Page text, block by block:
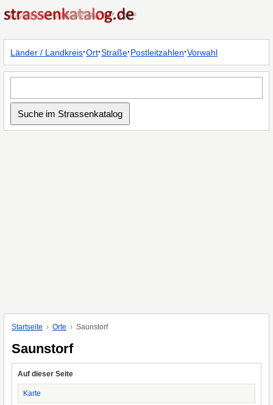
Länder / Landkreis·Ort·Straße·Postleitzahlen·Vorwahl
Startseite Orte Saunstorf
Saunstorf
Auf dieser Seite
Karte